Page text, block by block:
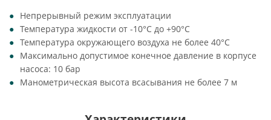
Непрерывный режим эксплуатации
Температура жидкости от -10°C до +90°C
Температура окружающего воздуха не более 40°C
Максимально допустимое конечное давление в корпусе
насоса: 10 бар
Манометрическая высота всасывания не более 7 м